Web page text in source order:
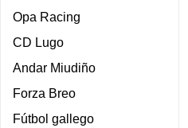
Opa Racing
CD Lugo
Andar Miudiño
Forza Breo
Fútbol gallego